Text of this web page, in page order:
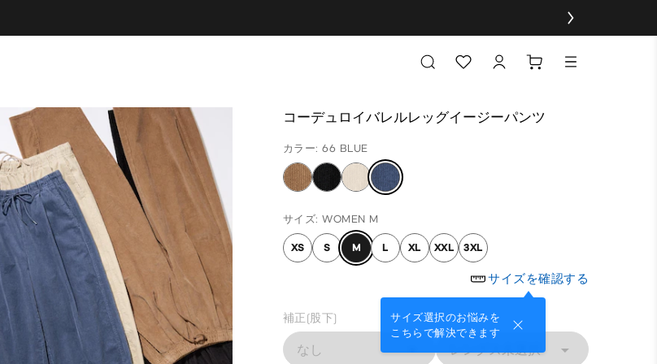
コーデュロイバレルレッグイージーパンツ
カラー: 66 BLUE
サイズ: WOMEN M
XS S M L XL XXL 3XL
サイズを確認する
サイズ選択のお悩みを
こちらで解決できます
補正(股下)
なし レングス未選択